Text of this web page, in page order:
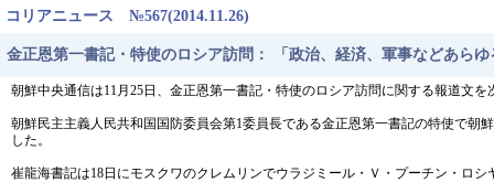
コリアニュース №567(2014.11.26)
金正恩第一書記・特使のロシア訪問： 「政治、経済、軍事などあら
朝鮮中央通信は11月25日、金正恩第一書記・特使のロシア訪問に関する報道文を
朝鮮民主主義人民共和国国防委員会第1委員長である金正恩第一書記の特使で朝
した。
崔龍海書記は18日にモスクワのクレムリンでウラジミール・Ｖ・プーチン・ロ